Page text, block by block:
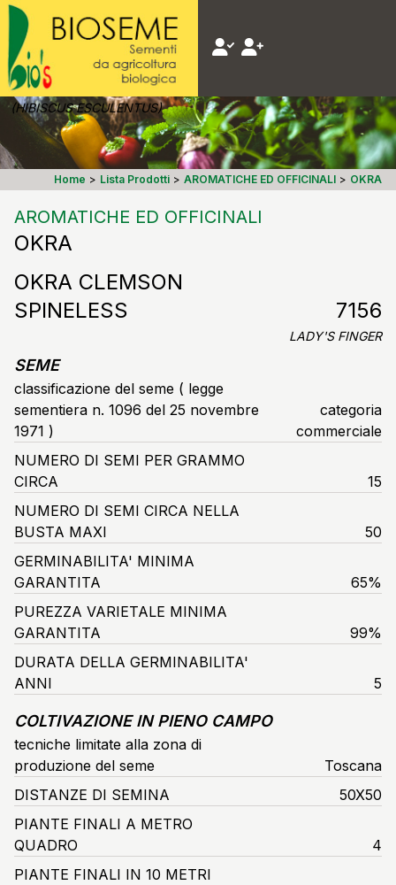
Home > Lista Prodotti > AROMATICHE ED OFFICINALI > OKRA
AROMATICHE ED OFFICINALI
OKRA
OKRA CLEMSON
SPINELESS
(HIBISCUS ESCULENTUS)
7156
LADY'S FINGER
SEME
classificazione del seme ( legge
sementiera n. 1096 del 25 novembre
1971 )
categoria
commerciale
NUMERO DI SEMI PER GRAMMO
CIRCA
15
NUMERO DI SEMI CIRCA NELLA
BUSTA MAXI
50
GERMINABILITA' MINIMA
GARANTITA
65%
PUREZZA VARIETALE MINIMA
GARANTITA
99%
DURATA DELLA GERMINABILITA'
ANNI
5
COLTIVAZIONE IN PIENO CAMPO
tecniche limitate alla zona di
produzione del seme
Toscana
DISTANZE DI SEMINA
50X50
PIANTE FINALI A METRO
QUADRO
4
PIANTE FINALI IN 10 METRI